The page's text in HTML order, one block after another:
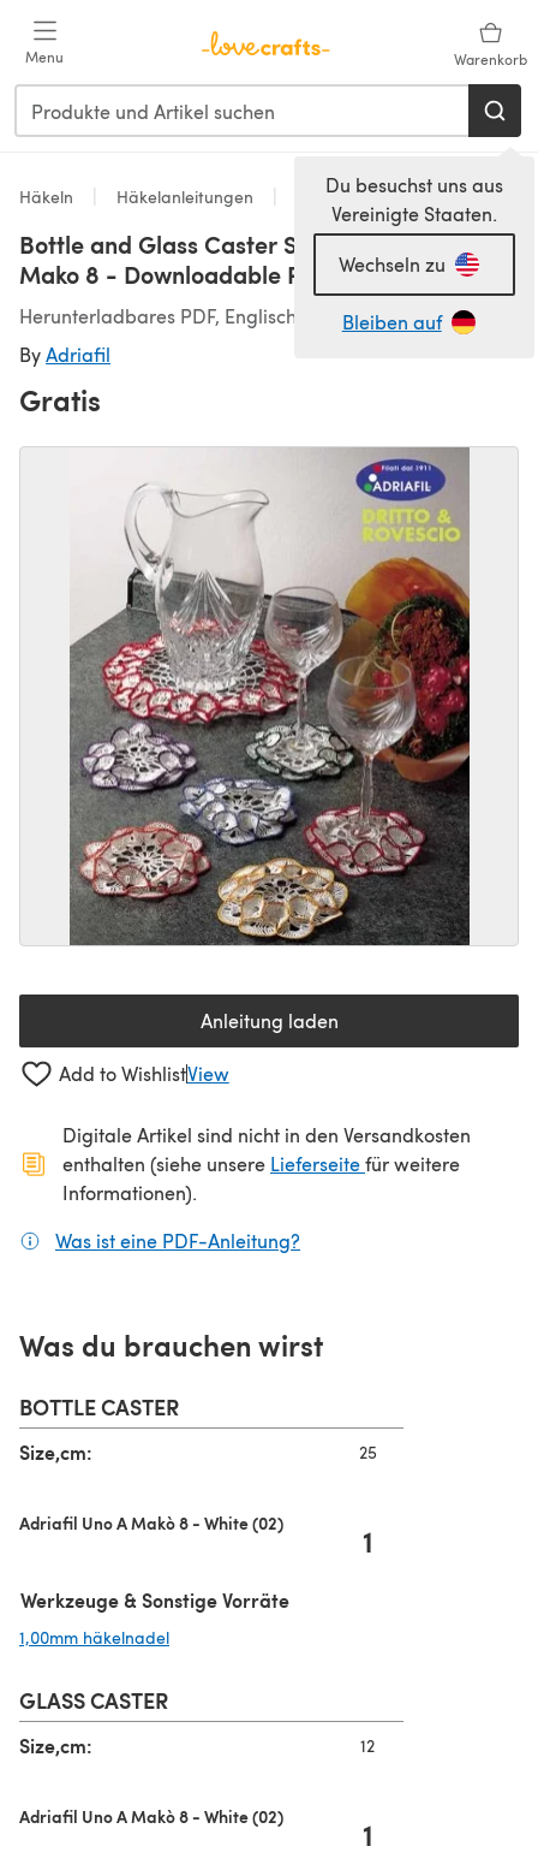
Menu Warenkorb
Du besuchst uns aus
Vereinigte Staaten.
Wechseln zu
Bleiben auf
Häkeln Häkelanleitungen Table Setting
Bottle and Glass Caster Set in Adriafil Uno A
Mako 8 - Downloadable PDF
Herunterladbares PDF, Englisch
ByAdriafil
Gratis
Anleitung laden(öffnet sich in einem neuen
Add to WishlistView
Digitale Artikel sind nicht in den Versandkosten
enthalten (siehe unsere Lieferseite(öffnet sich in
für weitere
Informationen).
Was ist eine PDF-Anleitung?
Was du brauchen wirst
BOTTLE CASTER
Size,cm: 25
Adriafil Uno A Makò 8 - White (02) 1
Werkzeuge & Sonstige Vorräte
1,00mm häkelnadel
GLASS CASTER
Size,cm: 12
Adriafil Uno A Makò 8 - White (02) 1